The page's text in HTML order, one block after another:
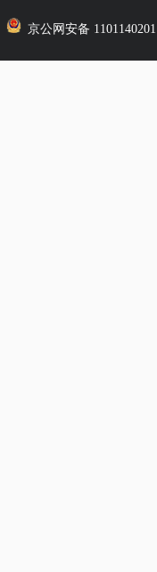
京公网安备